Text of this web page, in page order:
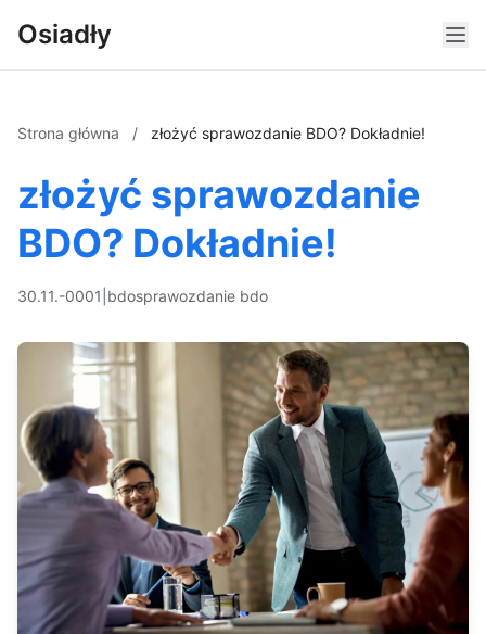
Osiadły
Strona główna / złożyć sprawozdanie BDO? Dokładnie!
złożyć sprawozdanie
BDO? Dokładnie!
30.11.-0001 bdosprawozdanie bdo